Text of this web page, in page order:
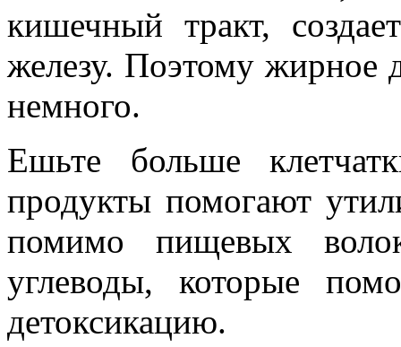
кишечный тракт,
железу. Поэтому жирное
немного.
Ешьте больше
продукты помогают
помимо пищевых
углеводы, которые
детоксикацию.